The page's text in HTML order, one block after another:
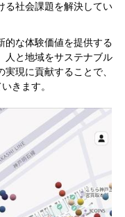
る社会課題を解決してい
的な体験価値を提供する
人と地域をサステナブル
現に貢献することで、
きます。